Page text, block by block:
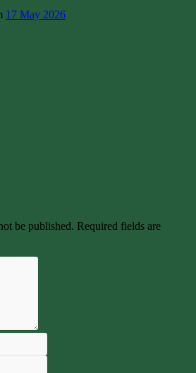
17 May 2026
be published. Required fields are